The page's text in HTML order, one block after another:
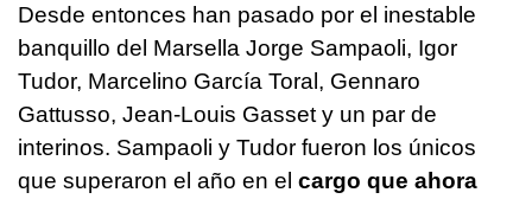
Desde entonces han pasado por el inestable
banquillo del Marsella Jorge Sampaoli, Igor
Tudor, Marcelino García Toral, Gennaro
Gattusso, Jean-Louis Gasset y un par de
interinos. Sampaoli y Tudor fueron los únicos
que superaron el año en el cargo que ahora